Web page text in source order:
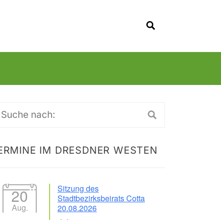
SUCHEN
IM DRESDNER WESTEN
20
Aug.
Sitzung des
Stadtbezirksbeirats Cotta
20.08.2026